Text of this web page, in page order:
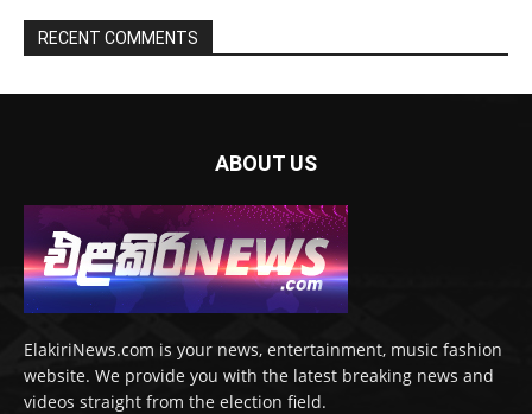
RECENT COMMENTS
ABOUT US
ElakiriNews.com is your news, entertainment, music fashion
website. We provide you with the latest breaking news and
videos straight from the election field.